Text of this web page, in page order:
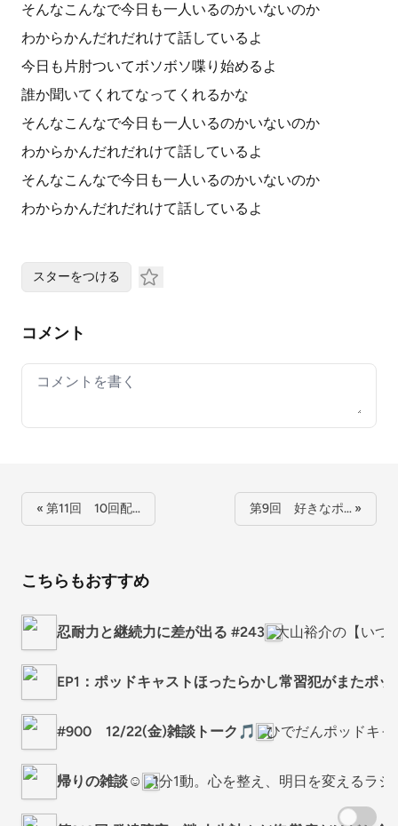
そんなこんなで今日も一人いるのかいないのか
わからかんだれだれけて話しているよ
今日も片肘ついてボソボソ喋り始めるよ
誰か聞いてくれてなってくれるかな
そんなこんなで今日も一人いるのかいないのか
わからかんだれだれけて話しているよ
そんなこんなで今日も一人いるのかいないのか
わからかんだれだれけて話しているよ
スターをつける
コメント
Your comment
« 第11回 10回配… 第9回 好きなポ… »
こちらもおすすめ
忍耐力と継続力に差が出る #243 大山裕介の【いつ
EP1：ポッドキャストほったらかし常習犯がまたポ
#900 12/22(金)雑談トーク🎵 ひでだんポッドキ
帰りの雑談☺️ 1分1動。心を整え、明日を変えるラジ